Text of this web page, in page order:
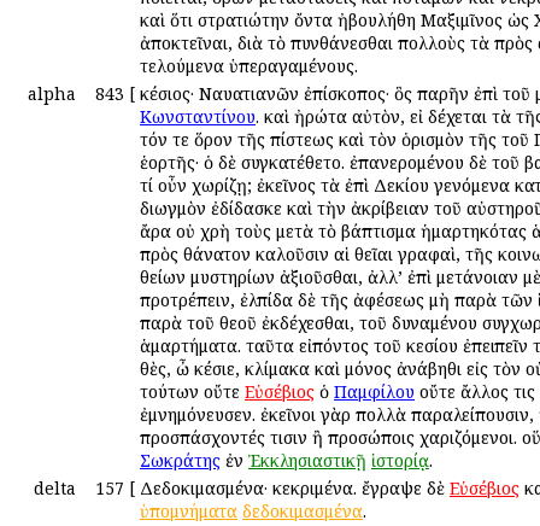
καὶ ὅτι στρατιώτην ὄντα ἠβουλήθη Μαξιμῖνος ὡς
ἀποκτεῖναι, διὰ τὸ πυνθάνεσθαι πολλοὺς τὰ πρὸς
τελούμενα ὑπεραγαμένους.
alpha
843 [ Ἀκέσιος· Ναυατιανῶν ἐπίσκοπος· ὃς παρῆν ἐπὶ
Κωνσταντίνου. καὶ ἠρώτα αὐτὸν, εἰ δέχεται τὰ
τόν τε ὅρον τῆς πίστεως καὶ τὸν ὁρισμὸν τῆς
ἑορτῆς· ὁ δὲ συγκατέθετο. ἐπανερομένου δὲ τοῦ
τί οὖν χωρίζῃ; ἐκεῖνος τὰ ἐπὶ Δεκίου γενόμενα
διωγμὸν ἐδίδασκε καὶ τὴν ἀκρίβειαν τοῦ
ἄρα οὐ χρὴ τοὺς μετὰ τὸ βάπτισμα ἡμαρτηκότας
πρὸς θάνατον καλοῦσιν αἱ θεῖαι γραφαὶ, τῆς
θείων μυστηρίων ἀξιοῦσθαι, ἀλλ’ ἐπὶ μετάνοιαν
προτρέπειν, ἐλπίδα δὲ τῆς ἀφέσεως μὴ παρὰ τῶν
παρὰ τοῦ θεοῦ ἐκδέχεσθαι, τοῦ δυναμένου
ἁμαρτήματα. ταῦτα εἰπόντος τοῦ Ἀκεσίου ἐπειπεῖν
θὲς, ὦ Ἀκέσιε, κλίμακα καὶ μόνος ἀνάβηθι εἰς τὸν
τούτων οὔτε Εὐσέβιος ὁ Παμφίλου οὔτε ἄλλος τις
ἐμνημόνευσεν. ἐκεῖνοι γὰρ πολλὰ παραλείπουσιν,
προσπάσχοντές τισιν ἢ προσώποις χαριζόμενοι.
Σωκράτης ἐν Ἐκκλησιαστικῇ ἱστορίᾳ.
delta
157 [ Δεδοκιμασμένα· κεκριμένα. ἔγραψε δὲ Εὐσέβιος
ὑπομνήματα δεδοκιμασμένα.